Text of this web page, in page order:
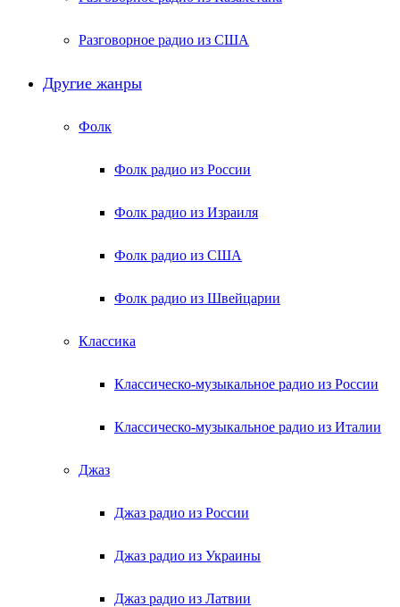
Разговорное радио из США
Другие жанры
Фолк
Фолк радио из России
Фолк радио из Израиля
Фолк радио из США
Фолк радио из Швейцарии
Классика
Классическо-музыкальное радио из России
Классическо-музыкальное радио из Италии
Джаз
Джаз радио из России
Джаз радио из Украины
Джаз радио из Латвии